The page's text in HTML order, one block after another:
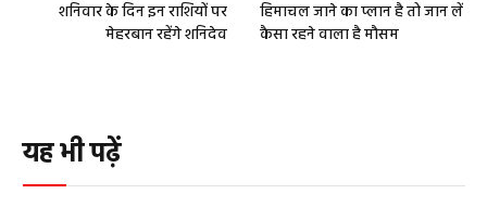
शनिवार के दिन इन राशियों पर
मेहरबान रहेंगे शनिदेव
हिमाचल जाने का प्‍लान है तो जान लें
कैसा रहने वाला है मौसम
यह भी पढ़ें